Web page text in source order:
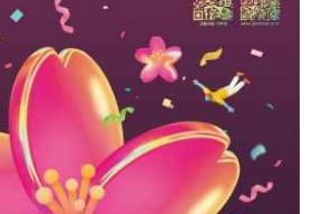
운 벚꽃과 함께 즐길 수 있는 봄
을 거듭하여 이제는 군항제 기
국내외 관광객이 찾는 오랜 역
국 규모의 축제로서 자리를 확
군항제가 개최되는 춘삼월은 우